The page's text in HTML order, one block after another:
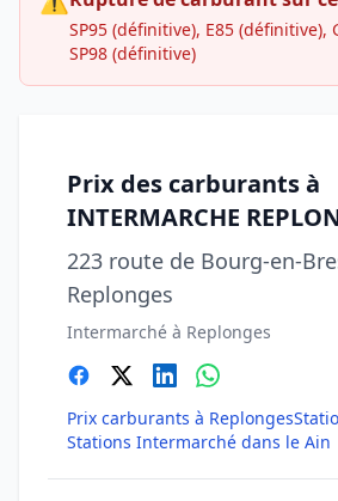
SP95 (définitive), E85 (définitive),
SP98 (définitive)
Prix des carburants à
INTERMARCHE
223 route de Bourg-en-
Replonges
Intermarché à Replonges
Prix carburants à Replonges
Stations Intermarché dans le Ain